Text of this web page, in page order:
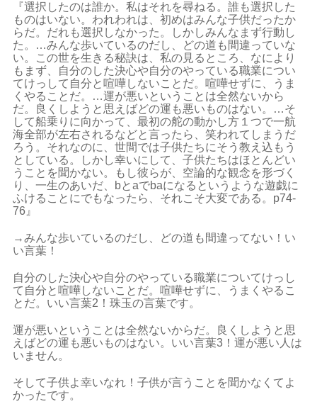
『選択したのは誰か。私はそれを尋ねる。誰も選択した
ものはいない。われわれは、初めはみんな子供だったか
らだ。だれも選択しなかった。しかしみんなまず行動し
た。…みんな歩いているのだし、どの道も間違っていな
い。この世を生きる秘訣は、私の見るところ、なにより
もまず、自分のした決心や自分のやっている職業につい
てけっして自分と喧嘩しないことだ。喧嘩せずに、うま
くやることだ。…運が悪いということは全然ないから
だ。良くしようと思えばどの運も悪いものはない。…そ
して船乗りに向かって、最初の舵の動かし方１つで一航
海全部が左右されるなどと言ったら、笑われてしまうだ
ろう。それなのに、世間では子供たちにそう教え込もう
としている。しかし幸いにして、子供たちはほとんどい
うことを聞かない。もし彼らが、空論的な観念を形づく
り、一生のあいだ、bとaでbaになるというような遊戯に
ふけることにでもなったら、それこそ大変である。p74-
76』
→みんな歩いているのだし、どの道も間違ってない！い
い言葉！
自分のした決心や自分のやっている職業についてけっし
て自分と喧嘩しないことだ。喧嘩せずに、うまくやるこ
とだ。いい言葉2！珠玉の言葉です。
運が悪いということは全然ないからだ。良くしようと思
えばどの運も悪いものはない。いい言葉3！運が悪い人は
いません。
そして子供よ幸いなれ！子供が言うことを聞かなくてよ
かったです。